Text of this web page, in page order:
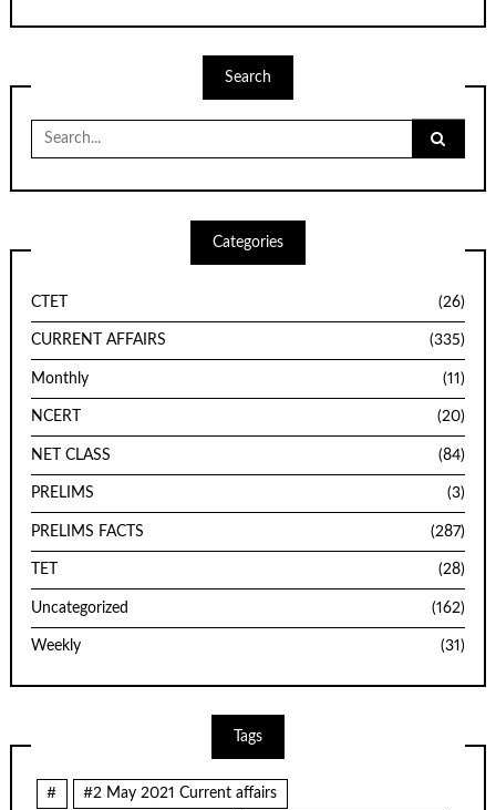
Search
Search
for:
Categories
CTET (26)
CURRENT AFFAIRS (335)
Monthly (11)
NCERT (20)
NET CLASS (84)
PRELIMS (3)
PRELIMS FACTS (287)
TET (28)
Uncategorized (162)
Weekly (31)
Tags
# #2 May 2021 Current affairs